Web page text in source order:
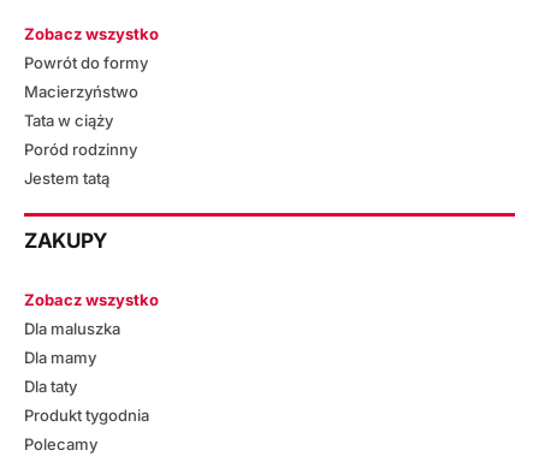
Zobacz wszystko
Powrót do formy
Macierzyństwo
Tata w ciąży
Poród rodzinny
Jestem tatą
ZAKUPY
Zobacz wszystko
Dla maluszka
Dla mamy
Dla taty
Produkt tygodnia
Polecamy